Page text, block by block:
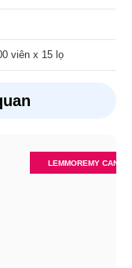
viên x 15 lọ
LEMMOREMY CANDY